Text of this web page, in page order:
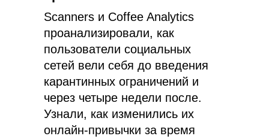
Scanners и Coffee Analytics
проанализировали, как
пользователи социальных
сетей вели себя до введения
карантинных ограничений и
через четыре недели после.
Узнали, как изменились их
онлайн-привычки за время